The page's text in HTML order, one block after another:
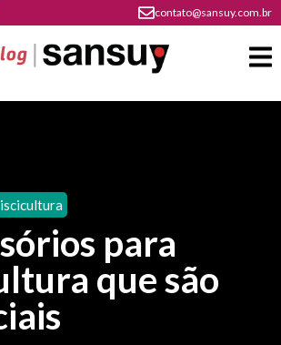
contato@sansuy.com.br
para
que são